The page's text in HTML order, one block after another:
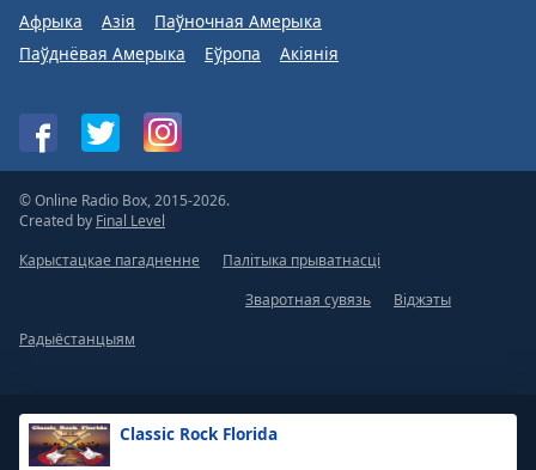
Classic Rock Florida
Афрыка Азія
Паўночная Амерыка
Паўднёвая Амерыка
Еўропа Акіянія
© Online Radio Box, 2015-2026.
Created by Final Level
Карыстацкае пагадненне
Палітыка прыватнасці
Зваротная сувязь
Віджэты
Радыёстанцыям